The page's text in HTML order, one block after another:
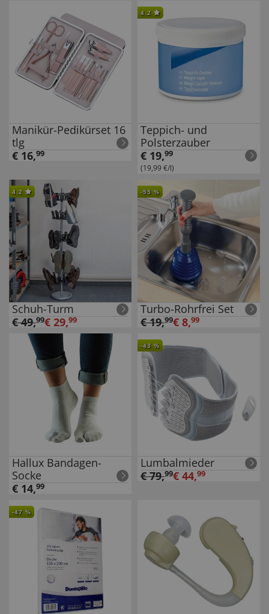
Manikür-Pedikürset 16
tlg
€ 16,99
4.2
Teppich- und
Polsterzauber
€ 19,99
(19,99 €/l)
4.2
Schuh-Turm
€49,99€ 29,99
-55 %
Turbo-Rohrfrei Set
€19,99€ 8,99
Hallux Bandagen-
Socke
€ 14,99
-43 %
Lumbalmieder
€79,99€ 44,99
-47 %